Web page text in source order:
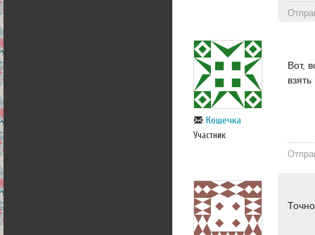
Кошечка
Участник
Вот,